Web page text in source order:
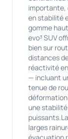
importante,
en stabilité
gomme
evo³ SUV
bien sur
distances
réactivité
— incluant
tenue de
une
larges